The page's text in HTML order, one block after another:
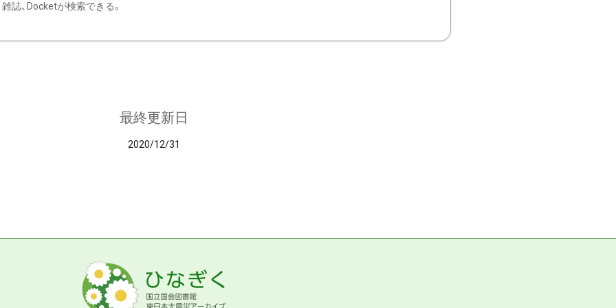
雑誌、Docketが検索できる。
最終更新日
2020/12/31